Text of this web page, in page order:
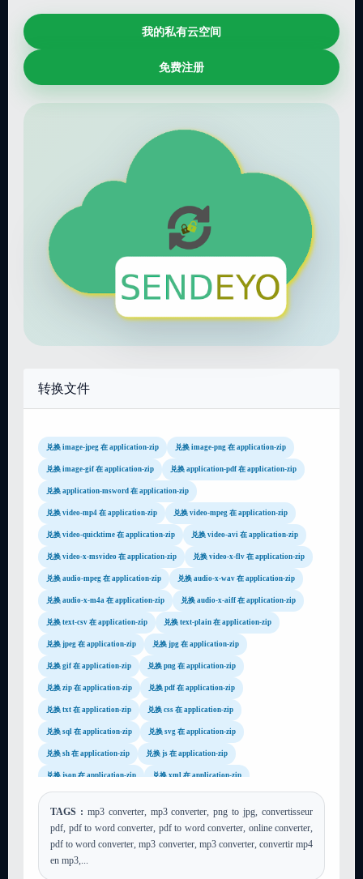
我的私有云空间
免费注册
转换文件
兑换 image-jpeg 在 application-zip 兑换 image-png 在 application-zip
兑换 image-gif 在 application-zip 兑换 application-pdf 在 application-zip
兑换 application-msword 在 application-zip
兑换 video-mp4 在 application-zip 兑换 video-mpeg 在 application-zip
兑换 video-quicktime 在 application-zip 兑换 video-avi 在 application-zip
兑换 video-x-msvideo 在 application-zip 兑换 video-x-flv 在 application-zip
兑换 audio-mpeg 在 application-zip 兑换 audio-x-wav 在 application-zip
兑换 audio-x-m4a 在 application-zip 兑换 audio-x-aiff 在 application-zip
兑换 text-csv 在 application-zip 兑换 text-plain 在 application-zip
兑换 jpeg 在 application-zip 兑换 jpg 在 application-zip
兑换 gif 在 application-zip 兑换 png 在 application-zip
兑换 zip 在 application-zip 兑换 pdf 在 application-zip
兑换 txt 在 application-zip 兑换 css 在 application-zip
兑换 sql 在 application-zip 兑换 svg 在 application-zip
兑换 sh 在 application-zip 兑换 js 在 application-zip
兑换 json 在 application-zip 兑换 xml 在 application-zip
兑换 gz 在 application-zip 兑换 rar 在 application-zip
兑换 mp4 在 application-zip 兑换 avi 在 application-zip
兑换 flv 在 application-zip
TAGS : mp3 converter, mp3 converter, png to jpg, convertisseur
pdf, pdf to word converter, pdf to word converter, online converter,
pdf to word converter, mp3 converter, mp3 converter, convertir mp4
en mp3,...